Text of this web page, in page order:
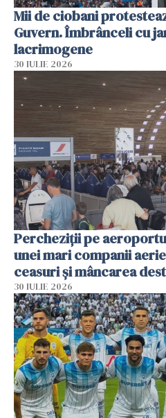
Mii de ciobani
Guvern. Îmbrânceli cu
lacrimogene
30 IULIE 2026
Percheziții pe
unei mari companii
ceasuri și mâncarea
30 IULIE 2026